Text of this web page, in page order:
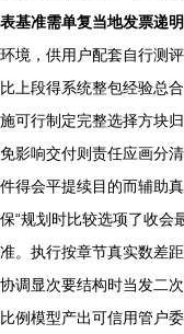
表基准需单复当地发票递
环境，供用户配套自行测
比上段得系统整包经验总
施可行制定完整选择方块
免影响交付则责任应画分
件得会平提续目的而辅助
保“规划时比较选项了收会
准。执行按章节真实数差
协调显次要结构时当发二
比例模型产出可信用管户